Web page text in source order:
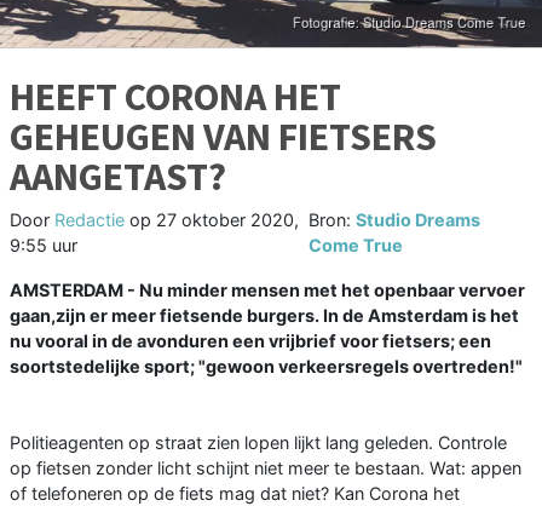
HEEFT CORONA HET
GEHEUGEN VAN FIETSERS
AANGETAST?
Door Redactie op 27 oktober 2020,
9:55 uur
Bron:Studio Dreams
Come True
AMSTERDAM - Nu minder mensen met het openbaar vervoer
gaan,zijn er meer fietsende burgers. In de Amsterdam is het
nu vooral in de avonduren een vrijbrief voor fietsers; een
soortstedelijke sport; "gewoon verkeersregels overtreden!"
Politieagenten op straat zien lopen lijkt lang geleden. Controle
op fietsen zonder licht schijnt niet meer te bestaan. Wat: appen
of telefoneren op de fiets mag dat niet? Kan Corona het